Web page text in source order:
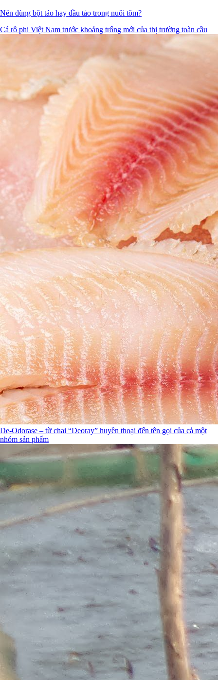
Nên dùng bột tảo hay dầu tảo trong nuôi tôm?
Cá rô phi Việt Nam trước khoảng trống mới của thị trường toàn cầu
De-Odorase – từ chai “Deoray” huyền thoại đến tên gọi của cả một
nhóm sản phẩm